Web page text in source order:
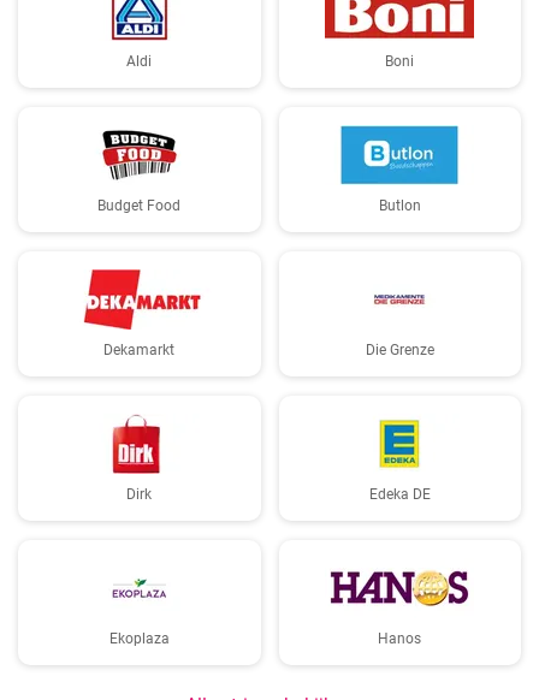
Aldi Boni
Budget Food Butlon
Dekamarkt Die Grenze
Dirk Edeka DE
Ekoplaza Hanos